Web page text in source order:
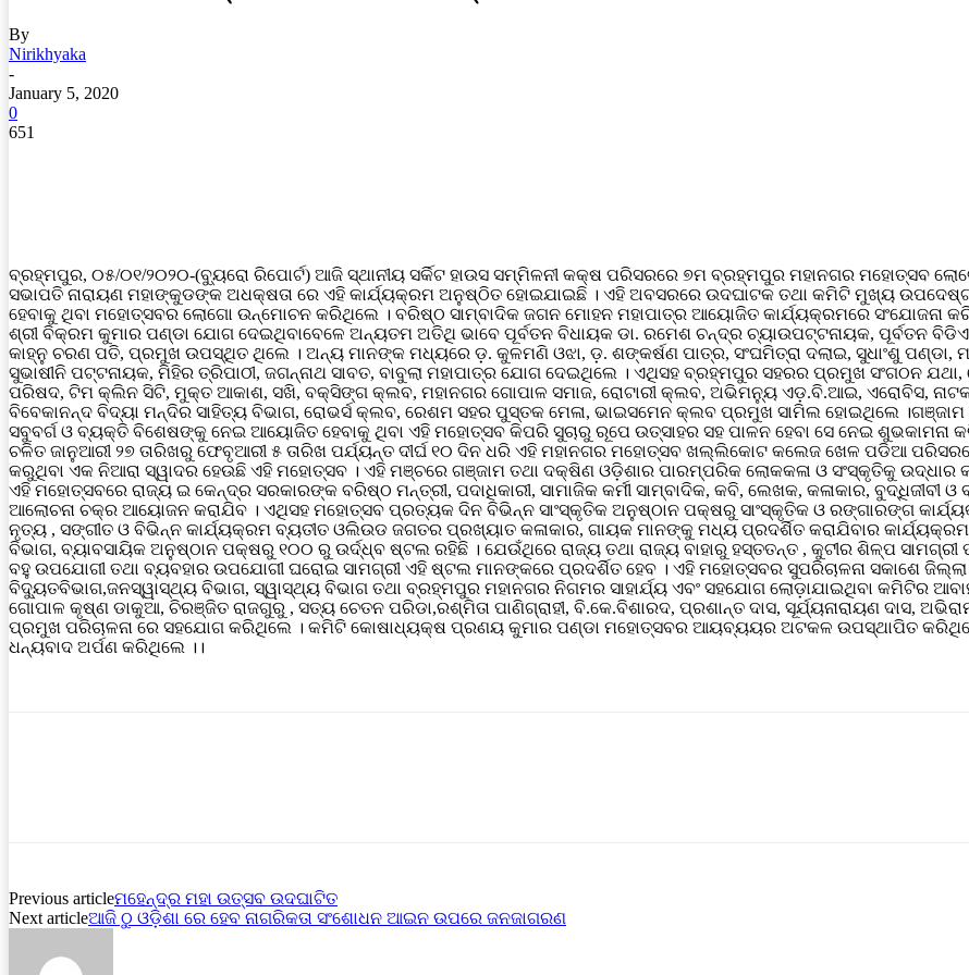
By
Nirikhyaka
-
January 5, 2020
0
651
ବ୍ରହ୍ମପୁର, ୦୫/୦୧/୨୦୨୦-(ବ୍ୟୁରୋ ରିପୋର୍ଟ) ଆଜି ସ୍ଥାନୀୟ ସର୍କିଟ ହାଉସ ସମ୍ମିଳନୀ କକ୍ଷ ପରିସରରେ ୭ମ ବ୍ରହ୍ମପୁର ମହାନଗର ମହୋତ୍ସବ
ସଭାପତି ନାରାୟଣ ମହାଙ୍କୁଡଙ୍କ ଅଧକ୍ଷତା ରେ ଏହି କାର୍ଯ୍ୟକ୍ରମ ଅନୁଷ୍ଠିତ ହୋଇଯାଇଛି । ଏହି ଅବସରରେ ଉଦଘାଟକ ତଥା କମିଟି ମୁଖ୍ୟ
ହେବାକୁ ଥିବା ମହୋତ୍ସବର ଲୋଗୋ ଉନ୍ମୋଚନ କରିଥିଲେ । ବରିଷ୍ଠ ସାମ୍ବାଦିକ ଜଗନ ମୋହନ ମହାପାତ୍ର ଆୟୋଜିତ କାର୍ଯ୍ୟକ୍ରମରେ
ଶ୍ରୀ ବିକ୍ରମ କୁମାର ପଣ୍ଡା ଯୋଗ ଦେଇଥିବାବେଳେ ଅନ୍ୟତମ ଅତିଥି ଭାବେ ପୂର୍ବତନ ବିଧାୟକ ଡା. ରମେଶ ଚନ୍ଦ୍ର ଚ୍ୟାଉପଟ୍ଟନାୟକ, ପୂର୍ବତନ ବିଡିଏ
କାହ୍ନୁ ଚରଣ ପତି, ପ୍ରମୁଖ ଉପସ୍ଥିତ ଥିଲେ । ଅନ୍ୟ ମାନଙ୍କ ମଧ୍ୟରେ ଡ଼. କୁଳମଣି ଓଝା, ଡ଼. ଶଙ୍କର୍ଷଣ ପାତ୍ର, ସଂଘମିତ୍ରା ଦଲାଇ, ସୁଧାଂଶୁ ପଣ୍ଡା,
ସୁଭାଷୀନି ପଟ୍ଟନାୟକ, ମିହିର ତ୍ରିପାଠୀ, ଜଗନ୍ନାଥ ସାବତ, ବାବୁଲା ମହାପାତ୍ର ଯୋଗ ଦେଇଥିଲେ । ଏଥିସହ ବ୍ରହ୍ମପୁର ସହରର ପ୍ରମୁଖ ସଂଗଠନ
ପରିଷଦ, ଟିମ କ୍ଲିନ ସିଟି, ମୁକ୍ତ ଆକାଶ, ସଖି, ବକ୍ସିଙ୍ଗ କ୍ଲବ, ମହାନଗର ଗୋପାଳ ସମାଜ, ରୋଟାରୀ କ୍ଲବ, ଅଭିମନ୍ୟୁ ଏଡ଼.ବି.ଆଇ, ଏରୋବିସ, ନାଟକ
ବିବେକାନନ୍ଦ ବିଦ୍ୟା ମନ୍ଦିର ସାହିତ୍ୟ ବିଭାଗ, ରୋଭର୍ସ କ୍ଲବ, ରେଶମ ସହର ପୁସ୍ତକ ମେଳା, ଭାଇସମେନ କ୍ଲବ ପ୍ରମୁଖ ସାମିଲ ହୋଇଥିଲେ ।ଗଞ୍ଜାମ
ସବୁବର୍ଗ ଓ ବ୍ୟକ୍ତି ବିଶେଷଙ୍କୁ ନେଇ ଆୟୋଜିତ ହେବାକୁ ଥିବା ଏହି ମହୋତ୍ସବ କିପରି ସୁଚାରୁ ରୂପେ ଉତ୍ସାହର ସହ ପାଳନ ହେବା ସେ ନେଇ ଶୁଭକାମନା
ଚଳିତ ଜାନୁଆରୀ ୨୭ ତାରିଖରୁ ଫେବୃଆରୀ ୫ ତାରିଖ ପର୍ଯ୍ୟନ୍ତ ଦୀର୍ଘ ୧୦ ଦିନ ଧରି ଏହି ମହାନଗର ମହୋତ୍ସବ ଖଲ୍ଲିକୋଟ କଲେଜ ଖେଳ ପଡିଆ
କରୁଥିବା ଏକ ନିଆରା ସ୍ୱାଦର ହେଉଛି ଏହି ମହୋତ୍ସବ । ଏହି ମଞ୍ଚରେ ଗଞ୍ଜାମ ତଥା ଦକ୍ଷିଣ ଓଡ଼ିଶାର ପାରମ୍ପରିକ ଲୋକକଳା ଓ ସଂସ୍କୃତିକୁ
ଏହି ମହୋତ୍ସବରେ ରାଜ୍ୟ ଇ କେନ୍ଦ୍ର ସରକାରଙ୍କ ବରିଷ୍ଠ ମନ୍ତ୍ରୀ, ପଦାଧିକାରୀ, ସାମାଜିକ କର୍ମୀ ସାମ୍ବାଦିକ, କବି, ଲେଖକ, କଳାକାର,
ଆଲୋଚନା ଚକ୍ର ଆୟୋଜନ କରାଯିବ । ଏଥିସହ ମହୋତ୍ସବ ପ୍ରତ୍ୟକ ଦିନ ବିଭିନ୍ନ ସାଂସ୍କୃତିକ ଅନୁଷ୍ଠାନ ପକ୍ଷରୁ ସାଂସ୍କୃତିକ ଓ ରଙ୍ଗାରଙ୍ଗ
ନୃତ୍ୟ , ସଙ୍ଗୀତ ଓ ବିଭିନ୍ନ କାର୍ଯ୍ୟକ୍ରମ ବ୍ୟତୀତ ଓଲିଉଡ ଜଗତର ପ୍ରଖ୍ୟାତ କଳାକାର, ଗାୟକ ମାନଙ୍କୁ ମଧ୍ୟ ପ୍ରଦର୍ଶିତ କରାଯିବାର
ବିଭାଗ, ବ୍ୟାବସାୟିକ ଅନୁଷ୍ଠାନ ପକ୍ଷରୁ ୧୦୦ ରୁ ଉର୍ଦ୍ଧ୍ବ ଷ୍ଟଲ ରହିଛି । ଯେଉଁଥିରେ ରାଜ୍ୟ ତଥା ରାଜ୍ୟ ବାହାରୁ ହସ୍ତତନ୍ତ , କୁଟୀର ଶିଳ୍ପ ସାମଗ୍ରୀ
ବହୁ ଉପଯୋଗୀ ତଥା ବ୍ୟବହାର ଉପଯୋଗୀ ଘରୋଇ ସାମଗ୍ରୀ ଏହି ଷ୍ଟଲ ମାନଙ୍କରେ ପ୍ରଦର୍ଶିତ ହେବ । ଏହି ମହୋତ୍ସବର ସୁପରିଚାଳନା ସକାଶେ
ବିଦ୍ୟୁତବିଭାଗ,ଜନସ୍ୱାସ୍ଥ୍ୟ ବିଭାଗ, ସ୍ୱାସ୍ଥ୍ୟ ବିଭାଗ ତଥା ବ୍ରହ୍ମପୁର ମହାନଗର ନିଗମର ସାହାର୍ଯ୍ୟ ଏବଂ ସହଯୋଗ ଲୋଡ଼ାଯାଇଥିବା କମିଟିର
ଗୋପାଳ କୃଷ୍ଣ ଡାକୁଆ, ଚିରଞ୍ଜିତ ରାଜଗୁରୁ , ସତ୍ୟ ଚେତନ ପରିଡା,ରଶ୍ମିତା ପାଣିଗ୍ରାହୀ, ବି.କେ.ବିଶାରଦ, ପ୍ରଶାନ୍ତ ଦାସ, ସୂର୍ଯ୍ୟନାରାୟଣ ଦାସ,
ପ୍ରମୁଖ ପରିଚାଳନା ରେ ସହଯୋଗ କରିଥିଲେ । କମିଟି କୋଷାଧ୍ୟକ୍ଷ ପ୍ରଣୟ କୁମାର ପଣ୍ଡା ମହୋତ୍ସବର ଆୟବ୍ୟୟର ଅଟକଳ ଉପସ୍ଥାପିତ
ଧନ୍ୟବାଦ ଅର୍ପଣ କରିଥିଲେ ।।
Previous articleମହେନ୍ଦ୍ର ମହା ଉତ୍ସବ ଉଦଘାଟିତ
Next articleଆଜି ଠୁ ଓଡ଼ିଶା ରେ ହେବ ନାଗରିକତା ସଂଶୋଧନ ଆଇନ ଉପରେ ଜନଜାଗରଣ